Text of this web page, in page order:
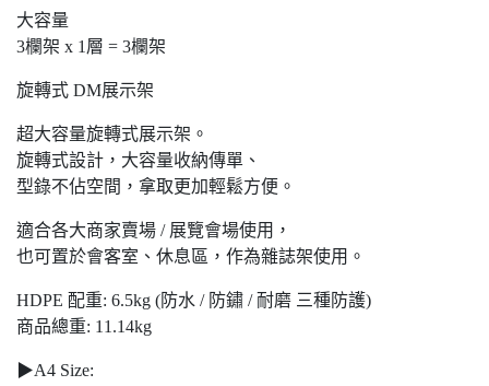
大容量
3欄架 x 1層 = 3欄架
旋轉式 DM展示架
超大容量旋轉式展示架。
旋轉式設計，大容量收納傳單、
型錄不佔空間，拿取更加輕鬆方便。
適合各大商家賣場 / 展覽會場使用，
也可置於會客室、休息區，作為雜誌架使用。
HDPE 配重: 6.5kg (防水 / 防鏽 / 耐磨 三種防護)
商品總重: 11.14kg
▶A4 Size: